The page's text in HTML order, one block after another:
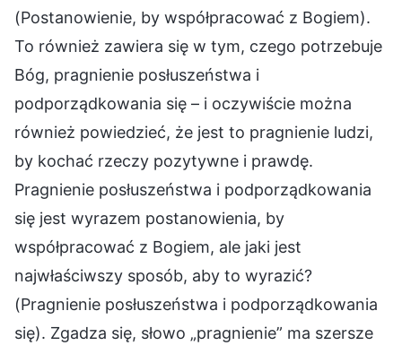
(Postanowienie, by współpracować z Bogiem).
To również zawiera się w tym, czego potrzebuje
Bóg, pragnienie posłuszeństwa i
podporządkowania się – i oczywiście można
również powiedzieć, że jest to pragnienie ludzi,
by kochać rzeczy pozytywne i prawdę.
Pragnienie posłuszeństwa i podporządkowania
się jest wyrazem postanowienia, by
współpracować z Bogiem, ale jaki jest
najwłaściwszy sposób, aby to wyrazić?
(Pragnienie posłuszeństwa i podporządkowania
się). Zgadza się, słowo „pragnienie” ma szersze